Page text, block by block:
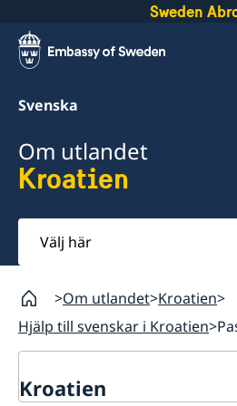
Sweden
Svenska
Om utlandet
Kroatien
Välj
här
Om utlandet Kroatien
Hjälp till svenskar i Kroatien
Kroatien